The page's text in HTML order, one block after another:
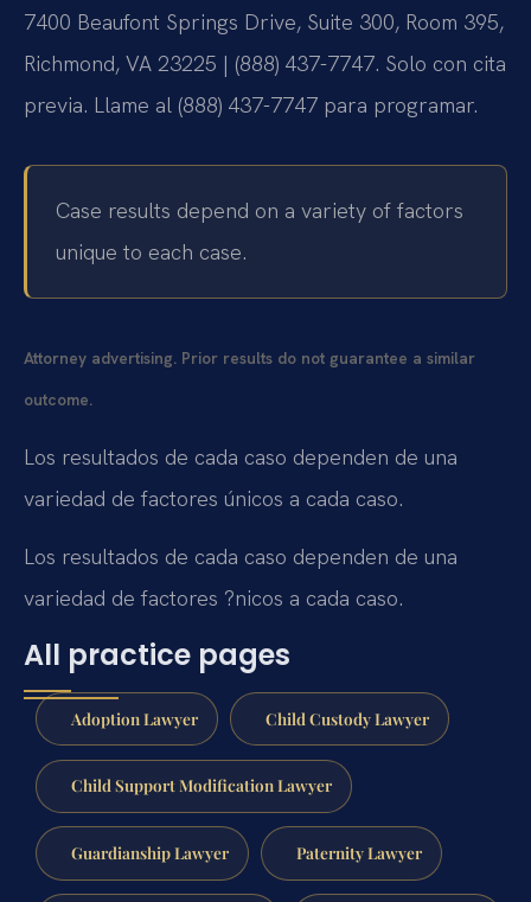
7400 Beaufont Springs Drive, Suite 300, Room 395,
Richmond, VA 23225 | (888) 437-7747. Solo con cita
previa. Llame al (888) 437-7747 para programar.
Case results depend on a variety of factors
unique to each case.
Attorney advertising. Prior results do not guarantee a similar
outcome.
Los resultados de cada caso dependen de una
variedad de factores únicos a cada caso.
Los resultados de cada caso dependen de una
variedad de factores ?nicos a cada caso.
All practice pages
Adoption Lawyer Child Custody Lawyer
Child Support Modification Lawyer
Guardianship Lawyer Paternity Lawyer